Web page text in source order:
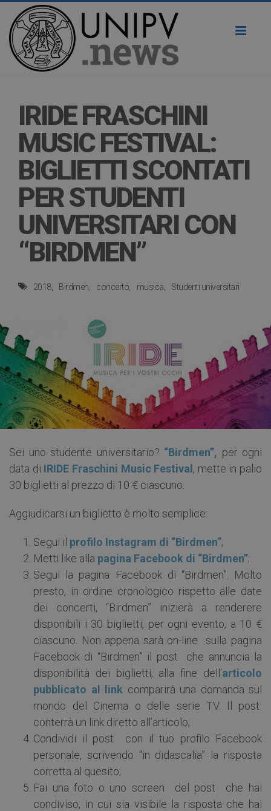
IRIDE FRASCHINI
MUSIC FESTIVAL:
BIGLIETTI SCONTATI
PER STUDENTI
UNIVERSITARI CON
“BIRDMEN”
2018 Birdmen concerto musica Studenti universitari
Sei uno studente universitario? “Birdmen”, per ogni
data di IRIDE Fraschini Music Festival, mette in palio
30 biglietti al prezzo di 10 € ciascuno.
Aggiudicarsi un biglietto è molto semplice:
Segui il profilo Instagram di “Birdmen”;
Metti like alla pagina Facebook di “Birdmen”;
Segui la pagina Facebook di “Birdmen”. Molto
presto, in ordine cronologico rispetto alle date
dei concerti, “Birdmen” inizierà a renderere
disponibili i 30 biglietti, per ogni evento, a 10 €
ciascuno. Non appena sarà on-line sulla pagina
Facebook di “Birdmen” il post che annuncia la
disponibilità dei biglietti, alla fine dell’articolo
pubblicato al link comparirà una domanda sul
mondo del Cinema o delle serie TV. Il post
conterrà un link diretto all’articolo;
Condividi il post con il tuo profilo Facebook
personale, scrivendo “in didascalia” la risposta
corretta al quesito;
Fai una foto o uno screen del post che hai
condiviso, in cui sia visibile la risposta che hai